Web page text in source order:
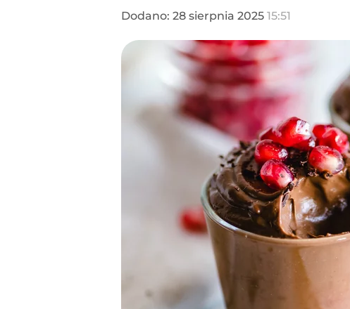
Dodano: 28 sierpnia 2025 15:51